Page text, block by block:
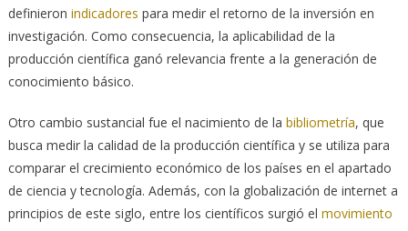
definieron indicadores para medir el retorno de la inversión en
investigación. Como consecuencia, la aplicabilidad de la
producción científica ganó relevancia frente a la generación de
conocimiento básico.
Otro cambio sustancial fue el nacimiento de la bibliometría, que
busca medir la calidad de la producción científica y se utiliza para
comparar el crecimiento económico de los países en el apartado
de ciencia y tecnología. Además, con la globalización de internet a
principios de este siglo, entre los científicos surgió el movimiento